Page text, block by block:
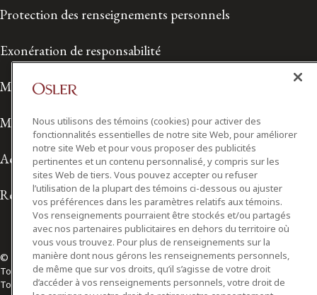
Protection des renseignements personnels
Exonération de responsabilité
Modalités de prestation de services
Modalités d'utilisation
Accessibilité
Relations avec les médias
© 2026 Osler, Hoskin & Harcourt S.E.N.C.R.L./s.r.l.
Tous droits réservés
Toronto | Montréal | Calgary | Vancouver | Ottawa | New York
Nous utilisons des témoins (cookies) pour activer des
fonctionnalités essentielles de notre site Web, pour améliorer
notre site Web et pour vous proposer des publicités
pertinentes et un contenu personnalisé, y compris sur les
sites Web de tiers. Vous pouvez accepter ou refuser
l’utilisation de la plupart des témoins ci-dessous ou ajuster
vos préférences dans les paramètres relatifs aux témoins.
Vos renseignements pourraient être stockés et/ou partagés
avec nos partenaires publicitaires en dehors du territoire où
vous vous trouvez. Pour plus de renseignements sur la
manière dont nous gérons les renseignements personnels,
de même que sur vos droits, qu’il s’agisse de votre droit
d’accéder à vos renseignements personnels, votre droit de